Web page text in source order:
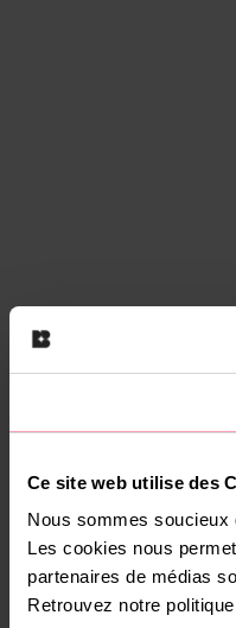
Ce site web utilise des
Nous sommes soucieux
Les cookies nous
partenaires de médias
Retrouvez notre